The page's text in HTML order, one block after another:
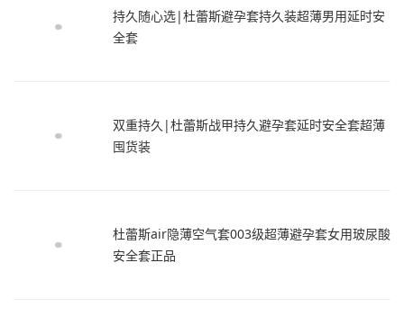
持久随心选|杜蕾斯避孕套持久装超薄男用延时安
全套
双重持久|杜蕾斯战甲持久避孕套延时安全套超薄
囤货装
杜蕾斯air隐薄空气套003级超薄避孕套女用玻尿酸
安全套正品